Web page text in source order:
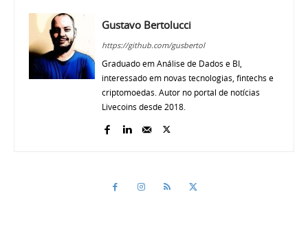
Gustavo Bertolucci
https://github.com/gusbertol
Graduado em Análise de Dados e BI,
interessado em novas tecnologias, fintechs e
criptomoedas. Autor no portal de notícias
Livecoins desde 2018.